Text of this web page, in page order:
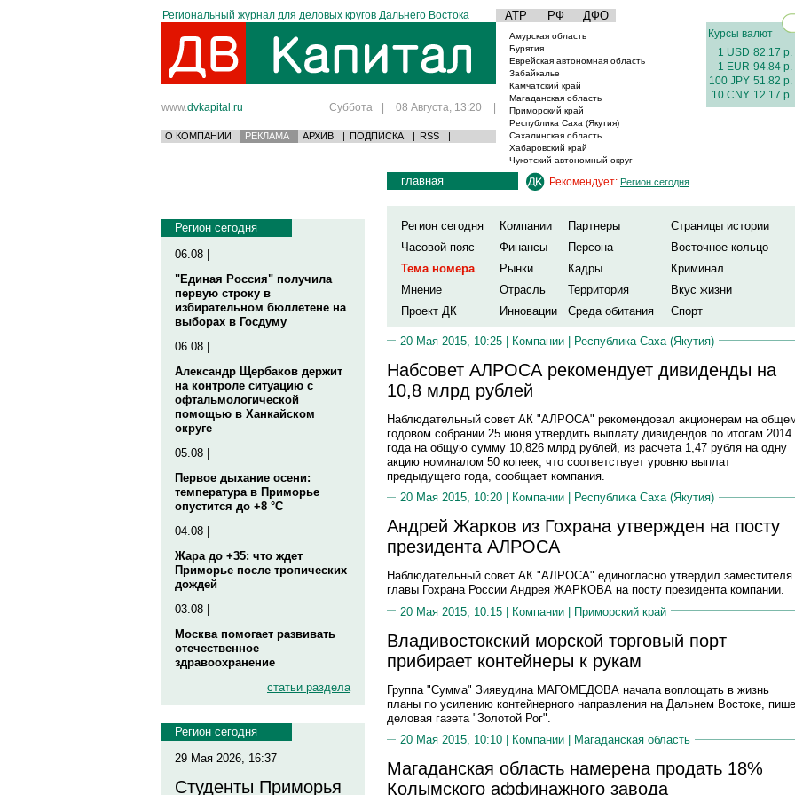
Региональный журнал для деловых кругов Дальнего Востока АТР РФ ДФО
www.dvkapital.ru Суббота | 08 Августа, 13:20 |
О КОМПАНИИ РЕКЛАМА АРХИВ | ПОДПИСКА | RSS |
Амурская область
Бурятия
Еврейская автономная область
Забайкалье
Камчатский край
Магаданская область
Приморский край
Республика Саха (Якутия)
Сахалинская область
Хабаровский край
Чукотский автономный округ
Курсы валют
1 USD 82.17 р.
1 EUR 94.84 р.
100 JPY 51.82 р.
10 CNY 12.17 р.
Регион сегодня
06.08 |
"Единая Россия" получила
первую строку в
избирательном бюллетене на
выборах в Госдуму
06.08 |
Александр Щербаков держит
на контроле ситуацию с
офтальмологической
помощью в Ханкайском
округе
05.08 |
Первое дыхание осени:
температура в Приморье
опустится до +8 °C
04.08 |
Жара до +35: что ждет
Приморье после тропических
дождей
03.08 |
Москва помогает развивать
отечественное
здравоохранение
статьи раздела
Регион сегодня
29 Мая 2026, 16:37
Студенты Приморья
главная Рекомендует: Регион сегодня
Регион сегодня Компании Партнеры
Страницы истории
Часовой пояс
Финансы Персона
Восточное кольцо
Тема номера
Рынки Кадры
Криминал
Мнение
Отрасль Территория
Вкус жизни
Проект ДК
Инновации Среда обитания Спорт
20 Мая 2015, 10:25 | Компании | Республика Саха (Якутия)
Набсовет АЛРОСА рекомендует дивиденды на
10,8 млрд рублей
Наблюдательный совет АК "АЛРОСА" рекомендовал акционерам на
годовом собрании 25 июня утвердить выплату дивидендов по итогам 2014
года на общую сумму 10,826 млрд рублей, из расчета 1,47 рубля на одну
акцию номиналом 50 копеек, что соответствует уровню выплат
предыдущего года, сообщает компания.
20 Мая 2015, 10:20 |
Компании Республика Саха (Якутия)
Андрей Жарков из Гохрана утвержден на посту
президента АЛРОСА
Наблюдательный совет АК "АЛРОСА" единогласно утвердил заместителя
главы Гохрана России Андрея ЖАРКОВА на посту президента компании.
20 Мая 2015, 10:15 | Компании | Приморский край
Владивостокский морской торговый порт
прибирает контейнеры к рукам
Группа "Сумма" Зиявудина МАГОМЕДОВА начала воплощать в жизнь
планы по усилению контейнерного направления на Дальнем Востоке,
деловая газета "Золотой Рог".
20 Мая 2015, 10:10 |
Компании Магаданская область
Магаданская область намерена продать 18%
Колымского аффинажного завода